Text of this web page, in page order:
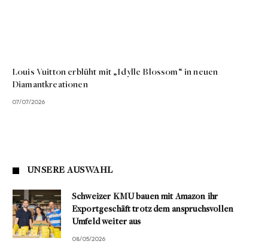
Louis Vuitton erblüht mit „Idylle Blossom“ in neuen
Diamantkreationen
07/07/2026
UNSERE AUSWAHL
Schweizer KMU bauen mit Amazon ihr
Exportgeschäft trotz dem anspruchsvollen
Umfeld weiter aus
08/05/2026